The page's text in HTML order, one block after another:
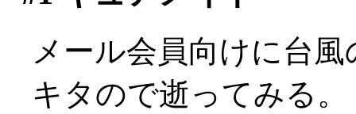
メール会員向けに台
キタので逝ってみる。